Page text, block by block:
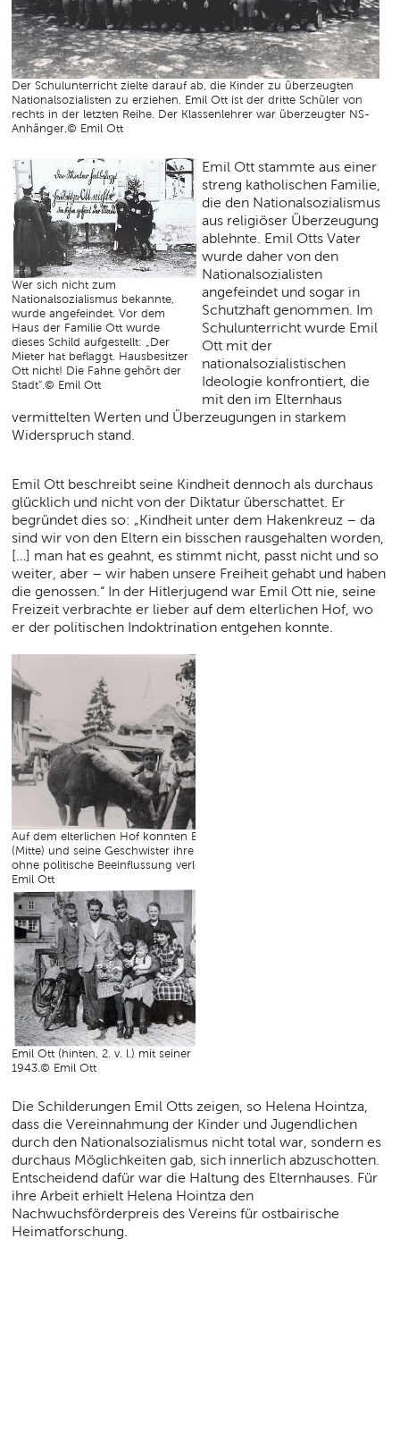
Der Schulunterricht zielte darauf ab, die Kinder zu überzeugten
Nationalsozialisten zu erziehen. Emil Ott ist der dritte Schüler von
rechts in der letzten Reihe. Der Klassenlehrer war überzeugter NS-
Anhänger.© Emil Ott
Wer sich nicht zum
Nationalsozialismus bekannte,
wurde angefeindet. Vor dem
Haus der Familie Ott wurde
dieses Schild aufgestellt: „Der
Mieter hat beflaggt. Hausbesitzer
Ott nicht! Die Fahne gehört der
Stadt“.© Emil Ott
Emil Ott stammte aus einer
streng katholischen Familie,
die den Nationalsozialismus
aus religiöser Überzeugung
ablehnte. Emil Otts Vater
wurde daher von den
Nationalsozialisten
angefeindet und sogar in
Schutzhaft genommen. Im
Schulunterricht wurde Emil
Ott mit der
nationalsozialistischen
Ideologie konfrontiert, die
mit den im Elternhaus
vermittelten Werten und Überzeugungen in starkem
Widerspruch stand.
Emil Ott beschreibt seine Kindheit dennoch als durchaus
glücklich und nicht von der Diktatur überschattet. Er
begründet dies so: „Kindheit unter dem Hakenkreuz – da
sind wir von den Eltern ein bisschen rausgehalten worden,
[…] man hat es geahnt, es stimmt nicht, passt nicht und so
weiter, aber – wir haben unsere Freiheit gehabt und haben
die genossen.“ In der Hitlerjugend war Emil Ott nie, seine
Freizeit verbrachte er lieber auf dem elterlichen Hof, wo
er der politischen Indoktrination entgehen konnte.
Auf dem elterlichen Hof konnten Emil Ott
(Mitte) und seine Geschwister ihre Freizeit
ohne politische Beeinflussung verleben.©
Emil Ott
Emil Ott (hinten, 2. v. l.) mit seiner Familie
1943.© Emil Ott
Die Schilderungen Emil Otts zeigen, so Helena Hointza,
dass die Vereinnahmung der Kinder und Jugendlichen
durch den Nationalsozialismus nicht total war, sondern es
durchaus Möglichkeiten gab, sich innerlich abzuschotten.
Entscheidend dafür war die Haltung des Elternhauses. Für
ihre Arbeit erhielt Helena Hointza den
Nachwuchsförderpreis des Vereins für ostbairische
Heimatforschung.